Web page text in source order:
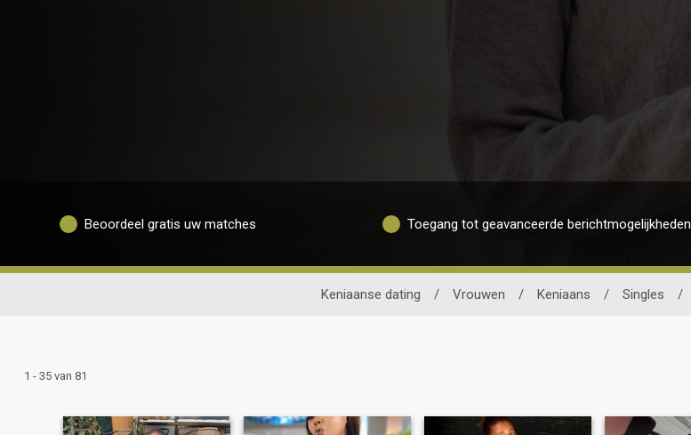
Beoordeel gratis uw matches Toegang tot geavanceerde berichtmogelijkheden
Keniaanse dating / Vrouwen / Keniaans / Singles /
1 - 35 van 81